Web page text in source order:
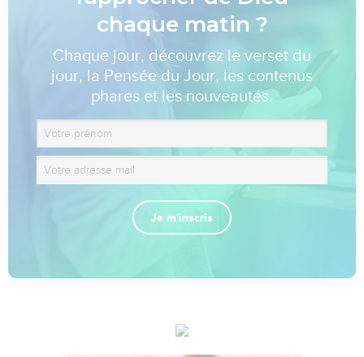
chaque matin ?
Chaque jour, découvrez le verset du
jour, la Pensée du Jour, les contenus
phares et les nouveautés.
Je m'inscris